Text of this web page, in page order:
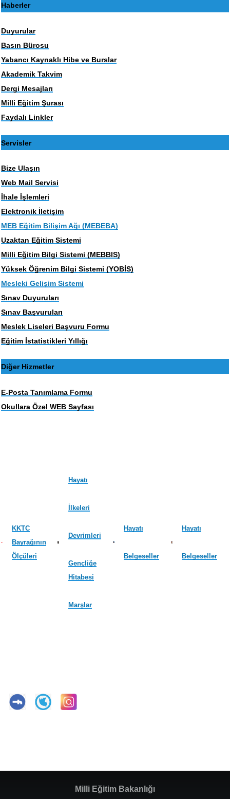
Haberler
Duyurular
Basın Bürosu
Yabancı Kaynaklı Hibe ve Burslar
Akademik Takvim
Dergi Mesajları
Milli Eğitim Şurası
Faydalı Linkler
Servisler
Bize Ulaşın
Web Mail Servisi
İhale İşlemleri
Elektronik İletişim
MEB Eğitim Bilişim Ağı (MEBEBA)
Uzaktan Eğitim Sistemi
Milli Eğitim Bilgi Sistemi (MEBBIS)
Yüksek Öğrenim Bilgi Sistemi (YOBİS)
Mesleki Gelişim Sistemi
Sınav Duyuruları
Sınav Başvuruları
Meslek Liseleri Başvuru Formu
Eğitim İstatistikleri Yıllığı
Diğer Hizmetler
E-Posta Tanımlama Formu
Okullara Özel WEB Sayfası
KKTC
Bayrağının
Ölçüleri
Hayatı
İlkeleri
Devrimleri
Gençliğe
Hitabesi
Marşlar
Hayatı
Belgeseller
Hayatı
Belgeseller
Milli Eğitim Bakanlığı